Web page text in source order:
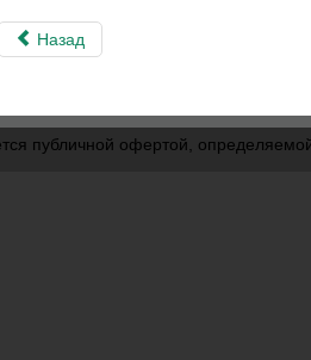
Назад
публичной офертой,